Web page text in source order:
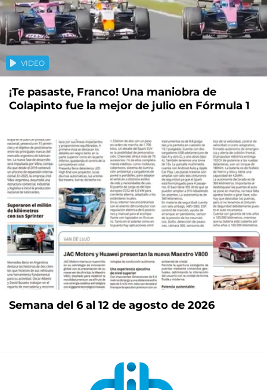
VIDEO
¡Te pasaste, Franco! Una maniobra de
Colapinto fue la mejor de julio en Fórmula 1
Semana del 6 al 12 de agosto de 2026